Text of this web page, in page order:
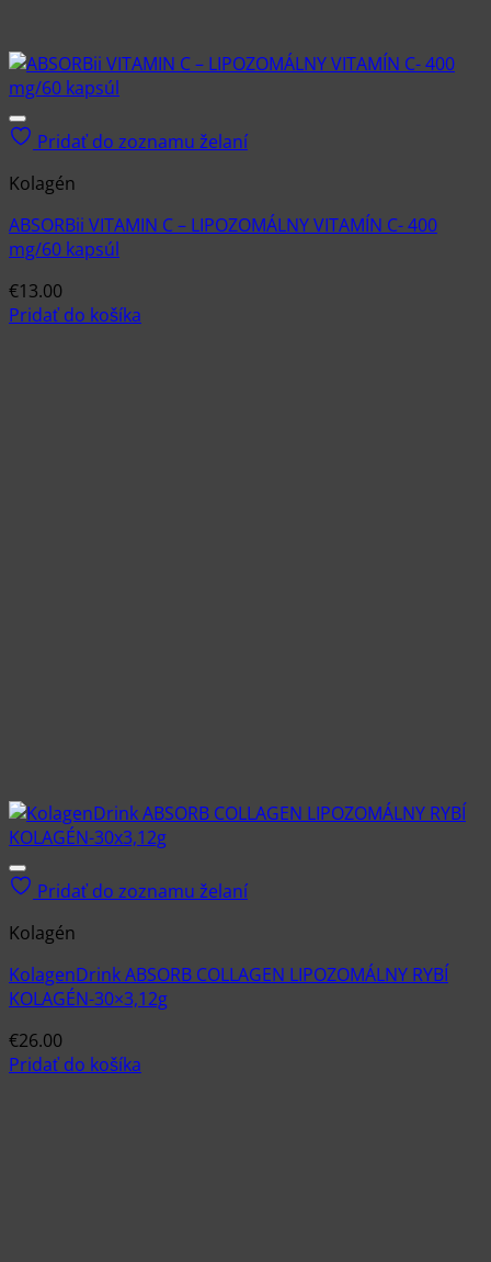
Pridať do zoznamu želaní
Kolagén
ABSORBii VITAMIN C – LIPOZOMÁLNY VITAMÍN C- 400
mg/60 kapsúl
€13.00
Pridať do košíka
Pridať do zoznamu želaní
Kolagén
KolagenDrink ABSORB COLLAGEN LIPOZOMÁLNY RYBÍ
KOLAGÉN-30×3,12g
€26.00
Pridať do košíka